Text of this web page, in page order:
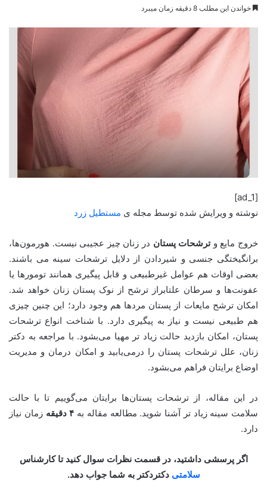
خواندن این مطلب 8 دقیقه زمان میبرد
[ad_1]
نوشته و ویرایش شده توسط مجله ی مستطیل زرد
خروج مایع وترشحات پستان در زنان چیز عجیبی نیست. هورمون‌ها،
برانگیختگی جنسی و شیردادن از دلایل ترشحات سینه می باشند.
بعضی اوقات هم عوامل غیرطبیعی و قابل پیگیری همانند تومورها یا
عفونت‌ها و سرطان علتابراز ترشح از نوک پستان زنان خواهد شد.
امکان ترشح مایعات از پستان مردها هم وجود دارد؛ این چنین چیزی
هم طبیعی نیست و نیاز به پیگیری دارد. با شناخت انواع ترشحات
پستان، امکان بازدید حالت زیاد تر مهیا می‌بشود. با مراجعه به دکتر
زنان، علل ترشحات پستان را درمی‌یابید و امکان درمان و مدیریت
اوضاع برایتان فراهم می‌بشود.
در این مقاله، از ترشحات پستان‌ها برایتان می‌گوییم تا با حالت
سلامت سینه زیاد تر آشنا شوید. مطالعه مقاله به ۴ دقیقه
زمان نیاز
دارد.
اگر پرسشی داشتید، در قسمت نظرات سوال کنید تا کارشناس
سلامتی دکتردکتر به شما جواب دهد.